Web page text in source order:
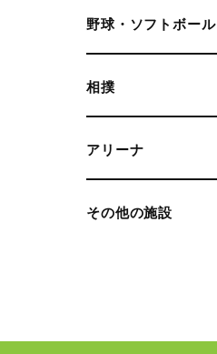
野球・ソフトボール
相撲
アリーナ
その他の施設